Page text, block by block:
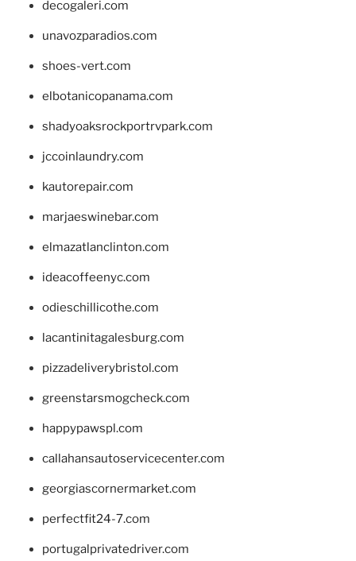
decogaleri.com
unavozparadios.com
shoes-vert.com
elbotanicopanama.com
shadyoaksrockportrvpark.com
jccoinlaundry.com
kautorepair.com
marjaeswinebar.com
elmazatlanclinton.com
ideacoffeenyc.com
odieschillicothe.com
lacantinitagalesburg.com
pizzadeliverybristol.com
greenstarsmogcheck.com
happypawspl.com
callahansautoservicecenter.com
georgiascornermarket.com
perfectfit24-7.com
portugalprivatedriver.com